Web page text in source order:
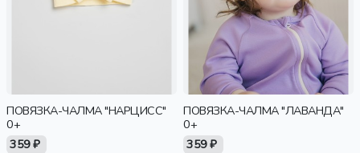
ПОВЯЗКА-ЧАЛМА "НАРЦИСС"
0+
359 ₽
ПОВЯЗКА-ЧАЛМА "ЛАВАНДА"
0+
359 ₽